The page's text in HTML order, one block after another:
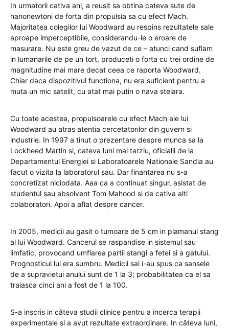
In urmatorii cativa ani, a reusit sa obtina cateva sute de
nanonewtoni de forta din propulsia sa cu efect Mach.
Majoritatea colegilor lui Woodward au respins rezultatele sale
aproape imperceptibile, considerandu-le o eroare de
masurare. Nu este greu de vazut de ce – atunci cand suflam
in lumanarile de pe un tort, produceti o forta cu trei ordine de
magnitudine mai mare decat ceea ce raporta Woodward.
Chiar daca dispozitivul functiona, nu era suficient pentru a
muta un mic satelit, cu atat mai putin o nava stelara.
Cu toate acestea, propulsoarele cu efect Mach ale lui
Woodward au atras atentia cercetatorilor din guvern si
industrie. In 1997 a tinut o prezentare despre munca sa la
Lockheed Martin si, cateva luni mai tarziu, oficialii de la
Departamentul Energiei si Laboratoarele Nationale Sandia au
facut o vizita la laboratorul sau. Dar finantarea nu s-a
concretizat niciodata. Aaa ca a continuat singur, asistat de
studentul sau absolvent Tom Mahood si de cativa alti
colaboratori. Apoi a aflat despre cancer.
In 2005, medicii au gasit o tumoare de 5 cm in plamanul stang
al lui Woodward. Cancerul se raspandise in sistemul sau
limfatic, provocand umflarea partii stangi a fetei si a gatului.
Prognosticul lui era sumbru. Medicii sai i-au spus ca sansele
de a supravietui anului sunt de 1 la 3; probabilitatea ca el sa
traiasca cinci ani a fost de 1 la 100.
S-a inscris in câteva studii clinice pentru a incerca terapii
experimentale si a avut rezultate extraordinare. In câteva luni,